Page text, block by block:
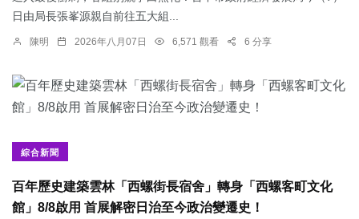
日由局長張峯源親自前往五大組...
陳明 2026年八月07日 6,571 觀看 6 分享
綜合新聞
百年歷史建築雲林「西螺街長宿舍」轉身「西螺客町文化
館」8/8啟用 首展解密日治至今政治變遷史！